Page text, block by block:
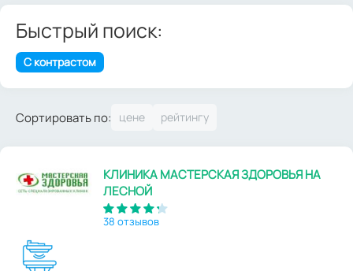
Быстрый поиск:
С контрастом
Сортировать по:
КЛИНИКА МАСТЕРСКАЯ ЗДОРОВЬЯ НА
ЛЕСНОЙ
38 отзывов